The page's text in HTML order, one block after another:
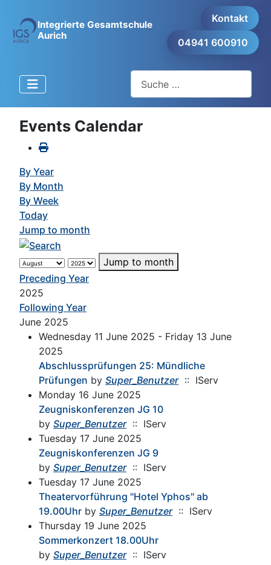
Integrierte Gesamtschule
Aurich
Kontakt
04941 600910
Events Calendar
By Year
By Month
By Week
Today
Jump to month
Jump to month
Preceding Year
2025
Following Year
June 2025
Wednesday 11 June 2025 - Friday 13 June
2025
Abschlussprüfungen 25: Mündliche
Prüfungen by Super_Benutzer:: IServ
Monday 16 June 2025
Zeugniskonferenzen JG 10
by Super_Benutzer:: IServ
Tuesday 17 June 2025
Zeugniskonferenzen JG 9
by Super_Benutzer:: IServ
Tuesday 17 June 2025
Theatervorführung "Hotel Yphos" ab
19.00Uhr by Super_Benutzer:: IServ
Thursday 19 June 2025
Sommerkonzert 18.00Uhr
by Super_Benutzer:: IServ